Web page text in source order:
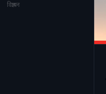
विज्ञापन